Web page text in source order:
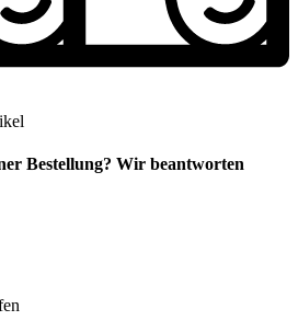
Bestellung? Wir beantworten